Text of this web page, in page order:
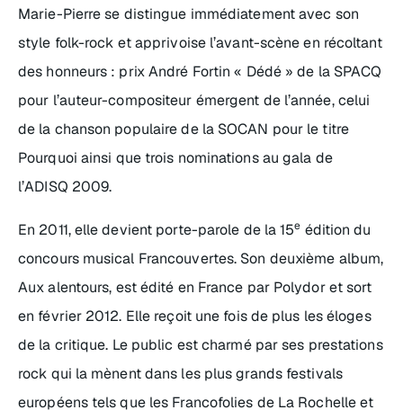
Marie-Pierre se distingue immédiatement avec son
style folk-rock et apprivoise l’avant-scène en récoltant
des honneurs : prix André Fortin « Dédé » de la SPACQ
pour l’auteur-compositeur émergent de l’année, celui
de la chanson populaire de la SOCAN pour le titre
Pourquoi ainsi que trois nominations au gala de
l’ADISQ 2009.
En 2011, elle devient porte-parole de la 15e édition du
concours musical Francouvertes. Son deuxième album,
Aux alentours, est édité en France par Polydor et sort
en février 2012. Elle reçoit une fois de plus les éloges
de la critique. Le public est charmé par ses prestations
rock qui la mènent dans les plus grands festivals
européens tels que les Francofolies de La Rochelle et